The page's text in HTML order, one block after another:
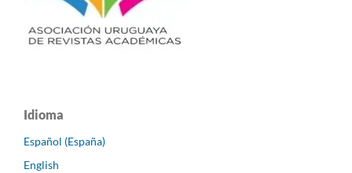
Idioma
Español (España)
English